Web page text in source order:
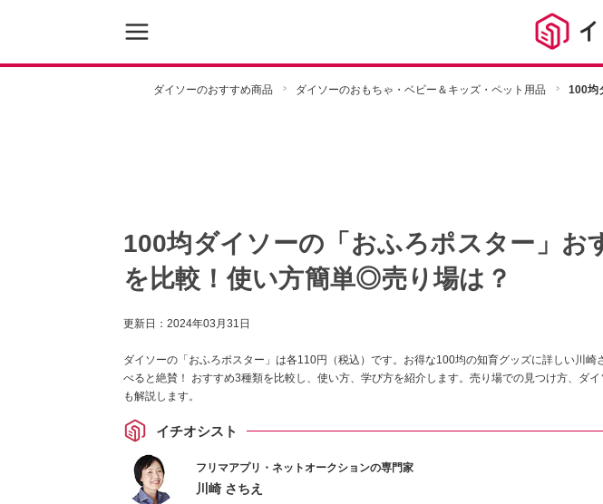
ダイソーのおすすめ商品 ダイソーのおもちゃ・ベビー＆キッズ・ペット用品 100均
100均ダイソーの「おふろポスター」お
を比較！使い方簡単◎売り場は？
更新日： 2024年03月31日
ダイソーの「おふろポスター」は各110円（税込）です。お得な100均の知育グッズに詳しい川崎
べると絶賛！ おすすめ3種類を比較し、使い方、学び方を紹介します。売り場での見つけ方、ダ
も解説します。
イチオシスト
フリマアプリ・ネットオークションの専門家
川崎 さちえ